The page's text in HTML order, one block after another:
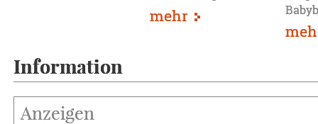
mehr
Information
Anzeigen